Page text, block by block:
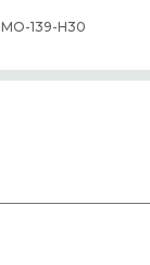
MO-139-H30